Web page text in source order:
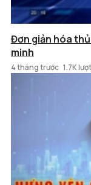
Đơn giản hóa
minh
4 tháng trước 1.7K